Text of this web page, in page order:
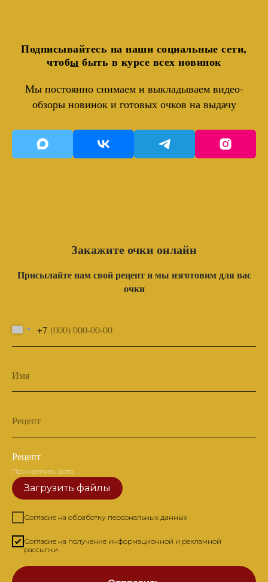
Подписывайтесь на наши социальные сети,
чтобы быть в курсе всех новинок
Мы постоянно снимаем и выкладываем видео-
обзоры новинок и готовых очков на выдачу
Закажите очки онлайн
Присылайте нам свой рецепт и мы изготовим для вас
очки
+7
Имя
Рецепт
Рецепт
Прикрепить фото
Загрузить файлы
Согласие на обработку персональных данных
Согласие на получение информационной и рекламной
рассылки